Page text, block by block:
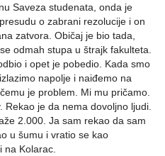
Saveza studenata, onda je
o zabrani rezolucije i on
zatvora. Običaj je bio tada,
odmah stupa u štrajk fakulteta.
i opet je pobedio. Kada smo
napolje i naiđemo na
je problem. Mi mu pričamo.
Rekao je da nema dovoljno ljudi.
2.000. Ja sam rekao da sam
u šumu i vratio se kao
na Kolarac.